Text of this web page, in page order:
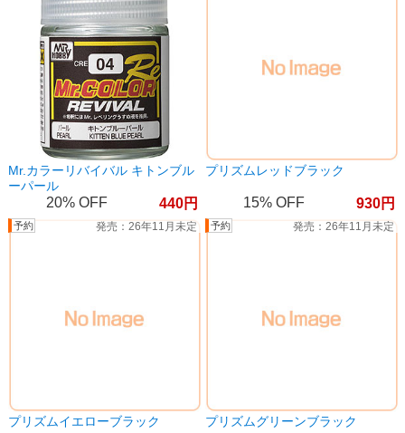
Mr.カラーリバイバル キトンブル
ーパール
20% 440
プリズムレッドブラック
15% 930
プリズムイエローブラック
26年11月未定
プリズムグリーンブラック
26年11月未定